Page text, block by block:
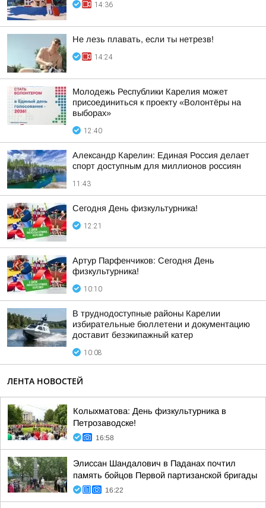
14:36
Не лезь плавать, если ты нетрезв!
14:24
Молодежь Республики Карелия может
присоединиться к проекту «Волонтёры на
выборах»
12:40
Александр Карелин: Единая Россия делает
спорт доступным для миллионов россиян
11:43
Сегодня День физкультурника!
12:21
Артур Парфенчиков: Сегодня День
физкультурника!
10:10
В труднодоступные районы Карелии
избирательные бюллетени и документацию
доставит безэкипажный катер
10:08
ЛЕНТА НОВОСТЕЙ
Колыхматова: День физкультурника в
Петрозаводске!
16:58
Элиссан Шандалович в Паданах почтил
память бойцов Первой партизанской бригады
16:22